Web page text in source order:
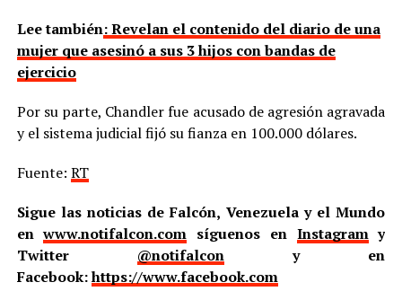
Lee también: Revelan el contenido del diario de una
mujer que asesinó a sus 3 hijos con bandas de
ejercicio
Por su parte, Chandler fue acusado de agresión agravada
y el sistema judicial fijó su fianza en 100.000 dólares.
Fuente: RT
Sigue las noticias de Falcón, Venezuela y el Mundo
enwww.notifalcon.com síguenos en Instagramy
Twitter @notifalcony en
Facebook:https://www.facebook.com